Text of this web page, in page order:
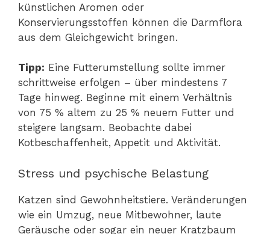
künstlichen Aromen oder
Konservierungsstoffen können die Darmflora
aus dem Gleichgewicht bringen.
Tipp: Eine Futterumstellung sollte immer
schrittweise erfolgen – über mindestens 7
Tage hinweg. Beginne mit einem Verhältnis
von 75 % altem zu 25 % neuem Futter und
steigere langsam. Beobachte dabei
Kotbeschaffenheit, Appetit und Aktivität.
Stress und psychische Belastung
Katzen sind Gewohnheitstiere. Veränderungen
wie ein Umzug, neue Mitbewohner, laute
Geräusche oder sogar ein neuer Kratzbaum